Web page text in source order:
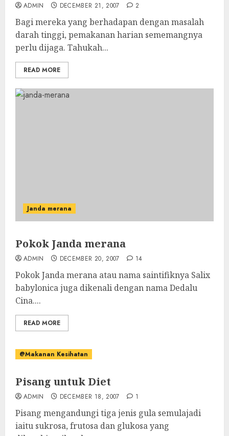
ADMIN DECEMBER 21, 2007 2
Bagi mereka yang berhadapan dengan masalah
darah tinggi, pemakanan harian sememangnya
perlu dijaga. Tahukah...
READ MORE
Janda merana
Pokok Janda merana
ADMIN DECEMBER 20, 2007 14
Pokok Janda merana atau nama saintifiknya Salix
babylonica juga dikenali dengan nama Dedalu
Cina....
READ MORE
@Makanan Kesihatan
Pisang untuk Diet
ADMIN DECEMBER 18, 2007 1
Pisang mengandungi tiga jenis gula semulajadi
iaitu sukrosa, frutosa dan glukosa yang